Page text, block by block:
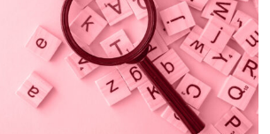
Itinerari personal: “El
clima urbà de la ciutat
d’Olot”